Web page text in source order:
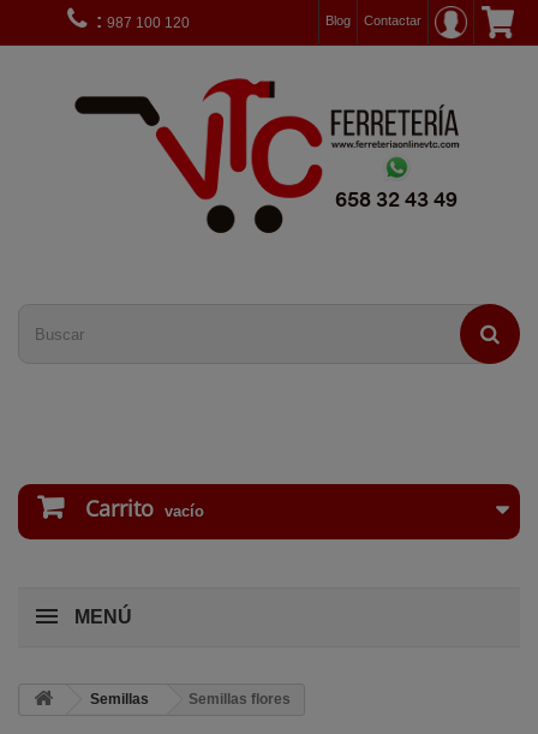
Contactar
: 987 100 120 Blog
Carrito vacío
MENÚ
Semillas Semillas flores